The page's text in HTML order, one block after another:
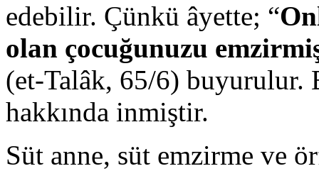
edebilir. Çünkü âyette; “
olan çocuğunuzu
(et-Talâk, 65/6) buyurulur.
hakkında inmiştir.
Süt anne, süt emzirme ve